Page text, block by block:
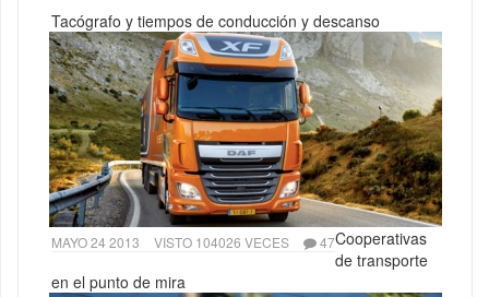
Tacógrafo y tiempos de conducción y descanso
MAYO 24 2013 VISTO 104026 VECES 47Cooperativas
de transporte
en el punto de mira